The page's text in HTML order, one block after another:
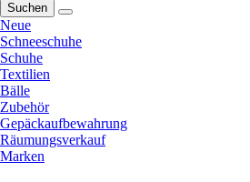
Suchen
Neue
Schneeschuhe
Schuhe
Textilien
Bälle
Zubehör
Gepäckaufbewahrung
Räumungsverkauf
Marken